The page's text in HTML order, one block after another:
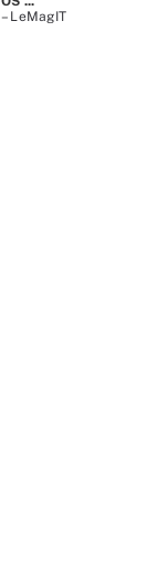
– LeMagIT